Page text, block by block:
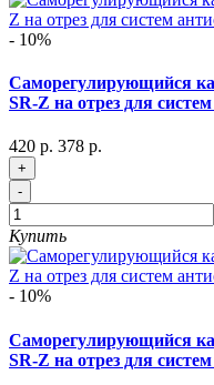
- 10%
Саморегулирующийся
SR-Z на отрез для
420 р. 378 р.
+
-
Купить
- 10%
Саморегулирующийся
SR-Z на отрез для